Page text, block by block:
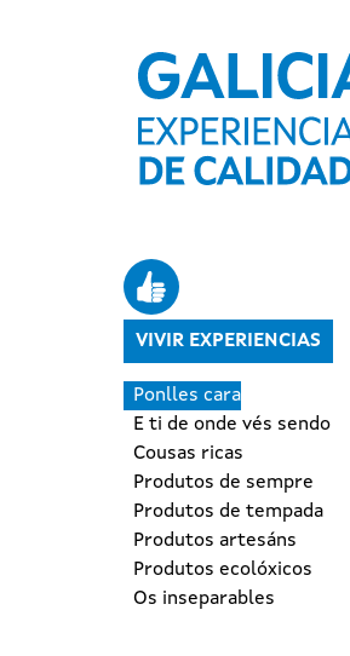
VIVIR EXPERIENCIAS
Ponlles cara
E ti de onde vés sendo
Cousas ricas
Produtos de sempre
Produtos de tempada
Produtos artesáns
Produtos ecolóxicos
Os inseparables